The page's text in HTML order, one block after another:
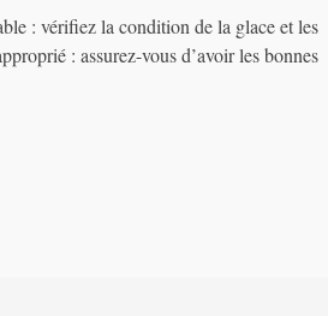
: vérifiez la condition de la glace et les
: assurez-vous d’avoir les bonnes